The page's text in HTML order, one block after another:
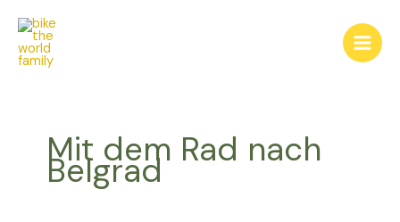
Inhalt
springen
Main
Mit dem Rad nach
Belgrad